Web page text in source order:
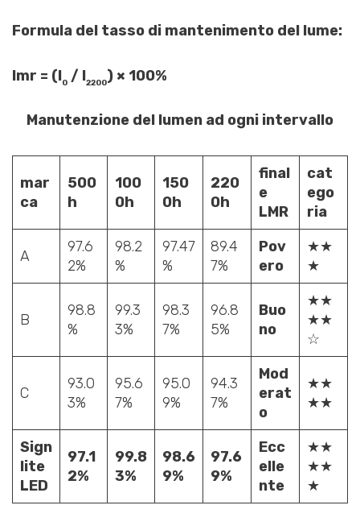
Formula del tasso di mantenimento del lume:
lmr = (l0 / l2200) × 100%
Manutenzione del lumen ad ogni intervallo
mar
ca
500
h
100
0h
150
0h
220
0h
final
e
LMR
cat
ego
ria
A
97.6
2%
98.2
%
97.47
%
89.4
7%
Pov
ero
★★
★
B
98.8
%
99.3
3%
98.3
7%
96.8
5%
Buo
no
★★
★★
☆
C
93.0
3%
95.6
7%
95.0
9%
94.3
7%
Mod
erat
o
★★
★★
Sign
lite
LED
97.1
2%
99.8
3%
98.6
9%
97.6
9%
Ecc
elle
nte
★★
★★
★